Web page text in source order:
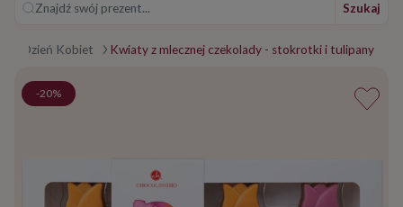
Znajdź swój prezent... Szukaj
Dzień Kobiet Kwiaty z mlecznej czekolady - stokrotki i tulipany
-20%